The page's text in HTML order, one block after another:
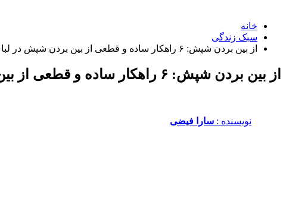
خانه
سبک زندگی
از بین بردن شپش: ۶ راهکار ساده و قطعی از بین بردن شپش در لباس
از بین بردن شپش: ۶ راهکار ساده و قطعی از بین بردن شپش در لباس
نویسنده :‌ سارا فیضی